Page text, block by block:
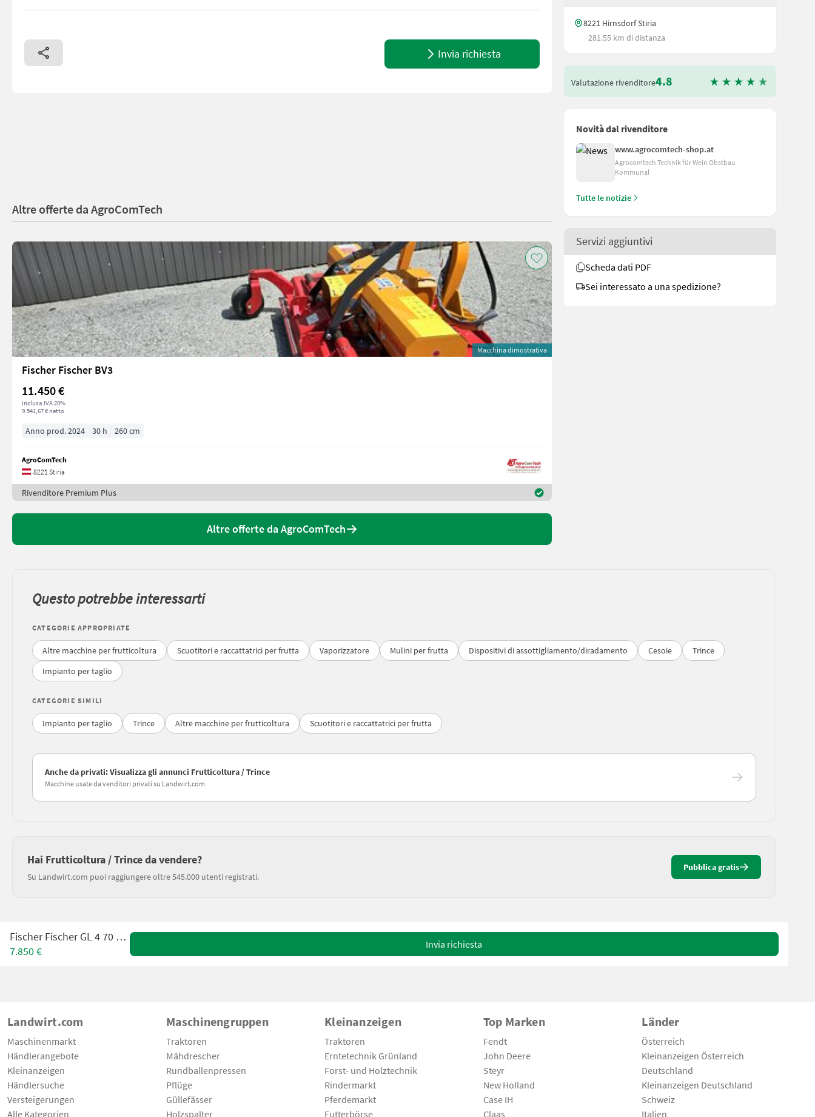
Vollgummiräder Vorne Drehbar Gelenkwelle mit Überlast und Freilauf
Invia richiesta
8221 Hirnsdorf Stiria
281.55 km di distanza
Valutazione rivenditore4.8
Novità dal rivenditore
www.agrocomtech-shop.at
Agrocomtech Technik für Wein Obstbau
Kommunal
Tutte le notizie
Servizi aggiuntivi
Scheda dati PDF
Sei interessato a una spedizione?
Altre offerte da AgroComTech
Macchina dimostrativa
Fischer Fischer BV3
11.450 €
inclusa IVA 20%
9.541,67 € netto
Anno prod. 2024 30 h 260 cm
AgroComTech
8221 Stiria
Rivenditore Premium Plus
Altre offerte da AgroComTech
Questo potrebbe interessarti
CATEGORIE APPROPRIATE
Altre macchine per frutticoltura Scuotitori e raccattatrici per frutta Vaporizzatore Mulini per frutta Dispositivi di assottigliamento/diradamento Cesoie
Trince
Impianto per taglio
CATEGORIE SIMILI
Impianto per taglio Trince Altre macchine per frutticoltura Scuotitori e raccattatrici per frutta
Anche da privati: Visualizza gli annunci Frutticoltura / Trince
Macchine usate da venditori privati su Landwirt.com
Hai Frutticoltura / Trince da vendere?
Su Landwirt.com puoi raggiungere oltre 545.000 utenti registrati.
Pubblica gratis
Fischer Fischer GL 4 70 160-280
7.850 €
Invia richiesta
Landwirt.com
Maschinenmarkt
Händlerangebote
Kleinanzeigen
Händlersuche
Versteigerungen
Alle Kategorien
Maschinengruppen
Traktoren
Mähdrescher
Rundballenpressen
Pflüge
Güllefässer
Holzspalter
Kleinanzeigen
Traktoren
Erntetechnik Grünland
Forst- und Holztechnik
Rindermarkt
Pferdemarkt
Futterbörse
Top Marken
Fendt
John Deere
Steyr
New Holland
Case IH
Claas
Länder
Österreich
Kleinanzeigen Österreich
Deutschland
Kleinanzeigen Deutschland
Schweiz
Italien